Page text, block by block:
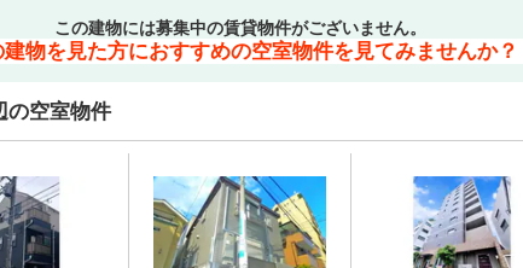
この建物には募集中の賃貸物件がございません。
建物を見た方におすすめの空室物件を見てみませんか？
の空室物件